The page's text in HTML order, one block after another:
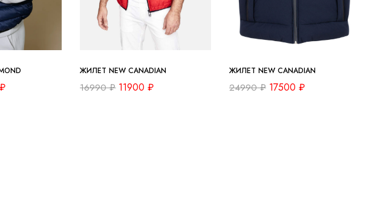
₽
ЖИЛЕТ NEW CANADIAN
16990₽ 11900₽
ЖИЛЕТ NEW CANADIAN
24990₽ 17500 ₽